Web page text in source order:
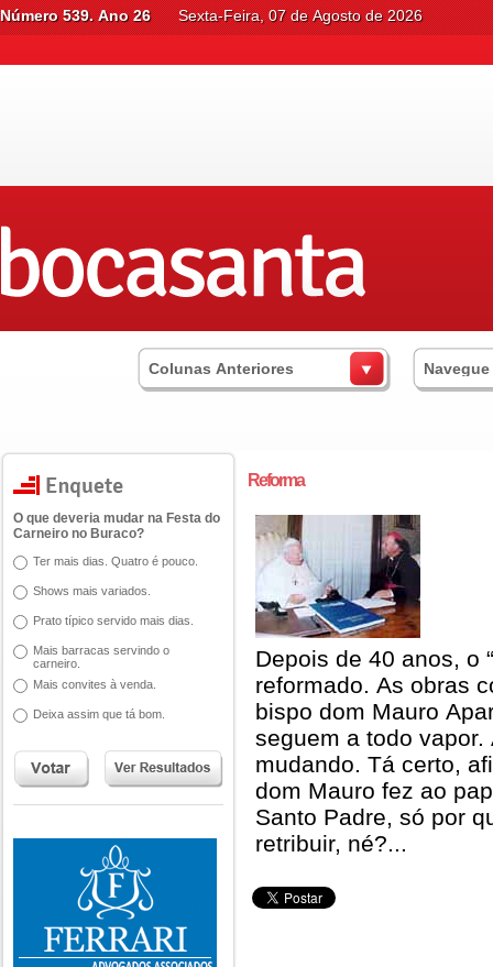
Número 539. Ano 26 Sexta-Feira, 07 de Agosto de 2026
Colunas Anteriores
O que deveria mudar na Festa do
Carneiro no Buraco?
Ter mais dias. Quatro é pouco.
Shows mais variados.
Prato típico servido mais dias.
Mais barracas servindo o
carneiro.
Mais convites à venda.
Deixa assim que tá bom.
Reforma
Depois de 40 anos, o
reformado. As obras
bispo dom Mauro
seguem a todo
mudando. Tá certo,
dom Mauro fez ao
Santo Padre, só por
retribuir, né?...